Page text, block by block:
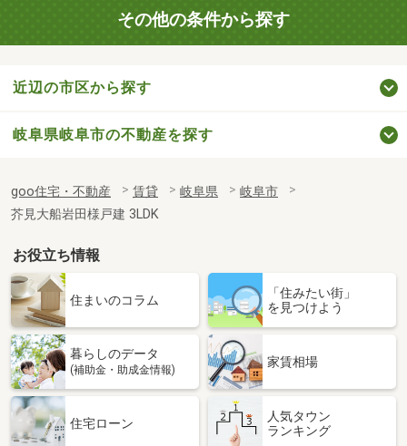
その他の条件から探す
近辺の市区から探す
岐阜県岐阜市の不動産を探す
goo住宅・不動産 賃貸 岐阜県
岐阜市
芥見大船岩田様戸建 3LDK
お役立ち情報
住まいのコラム
「住みたい街」
を見つけよう
暮らしのデータ
(補助金・助成金情報)
家賃相場
住宅ローン
人気タウン
ランキング